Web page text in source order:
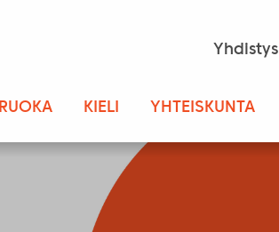
Yhdistys
RUOKA KIELI YHTEISKUNTA